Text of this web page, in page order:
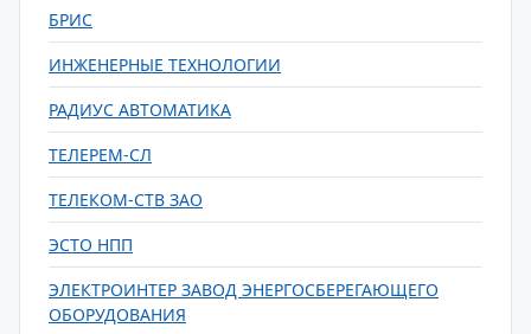
БРИС
ИНЖЕНЕРНЫЕ ТЕХНОЛОГИИ
РАДИУС АВТОМАТИКА
ТЕЛЕРЕМ-СЛ
ТЕЛЕКОМ-СТВ ЗАО
ЭСТО НПП
ЭЛЕКТРОИНТЕР ЗАВОД ЭНЕРГОСБЕРЕГАЮЩЕГО
ОБОРУДОВАНИЯ